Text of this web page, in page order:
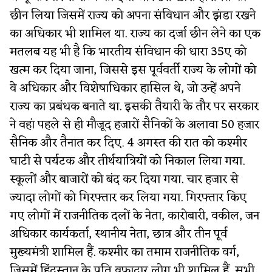
छीन लिया जिसमें राज्य को अपना संविधान और झंडा रखने
का अधिकार भी शामिल था. राज्य का दर्जा छीन लेने का एक
मतलब यह भी है कि भारतीय संविधान की धारा 35ए को
खत्म कर दिया जाना, जिससे इस पूर्ववर्ती राज्य के लोगों को
वे अधिकार और विशेषाधिकार हासिल थे, जो उन्हें अपने
राज्य का प्रबंधक बनाते था. इसकी तैयारी के तौर पर सरकार
ने वहां पहले से ही मौजूद हजारों सैनिकों के अलावा 50 हजार
सैनिक और तैनात कर दिए. 4 अगस्त की रात को कश्मीर
घाटी से पर्यटक और तीर्थयात्रियों को निकाल लिया गया.
स्कूलों और बाजारों को बंद कर दिया गया. चार हजार से
ज्यादा लोगों को गिरफ्तार कर लिया गया. गिरफ्तार किए
गए लोगों में राजनीतिक दलों के नेता, कारोबारी, वकील, जन
अधिकार कार्यकर्ता, स्थानीय नेता, छात्र और तीन पूर्व
मुख्यमंत्री शामिल हैं. कश्मीर का तमाम राजनीतिक वर्ग,